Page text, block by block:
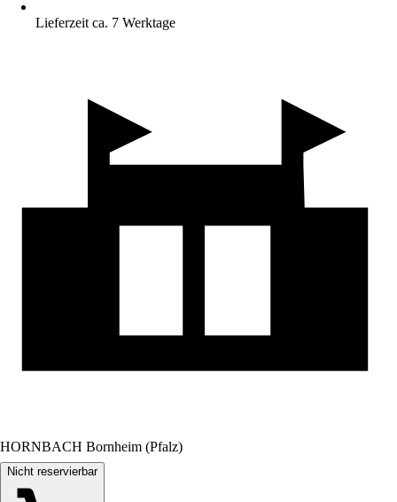
Lieferzeit ca. 7 Werktage
HORNBACH Bornheim (Pfalz)
Nicht reservierbar